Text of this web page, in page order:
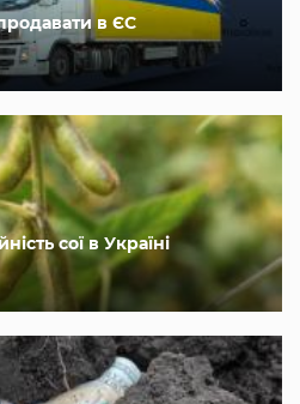
в ЄС
сої в Україні